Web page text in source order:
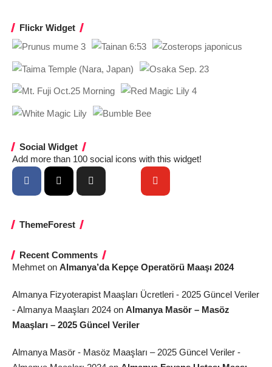
Flickr Widget
Social Widget
Add more than 100 social icons with this widget!
ThemeForest
Recent Comments
Mehmet on Almanya’da Kepçe Operatörü Maaşı 2024
Almanya Fizyoterapist Maaşları Ücretleri - 2025 Güncel Veriler
- Almanya Maaşları 2024 on Almanya Masör – Masöz
Maaşları – 2025 Güncel Veriler
Almanya Masör - Masöz Maaşları – 2025 Güncel Veriler -